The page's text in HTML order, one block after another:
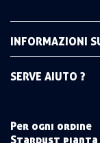
INFORMAZIONI
SERVE AIUTO ?
Per ogni ordine
Stardust pianta